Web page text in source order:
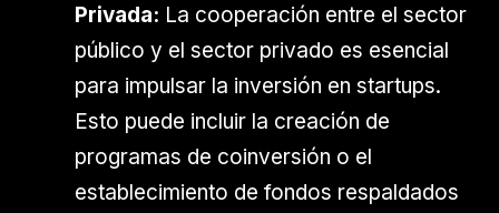
Privada: La cooperación entre el sector
público y el sector privado es esencial
para impulsar la inversión en startups.
Esto puede incluir la creación de
programas de coinversión o el
establecimiento de fondos respaldados